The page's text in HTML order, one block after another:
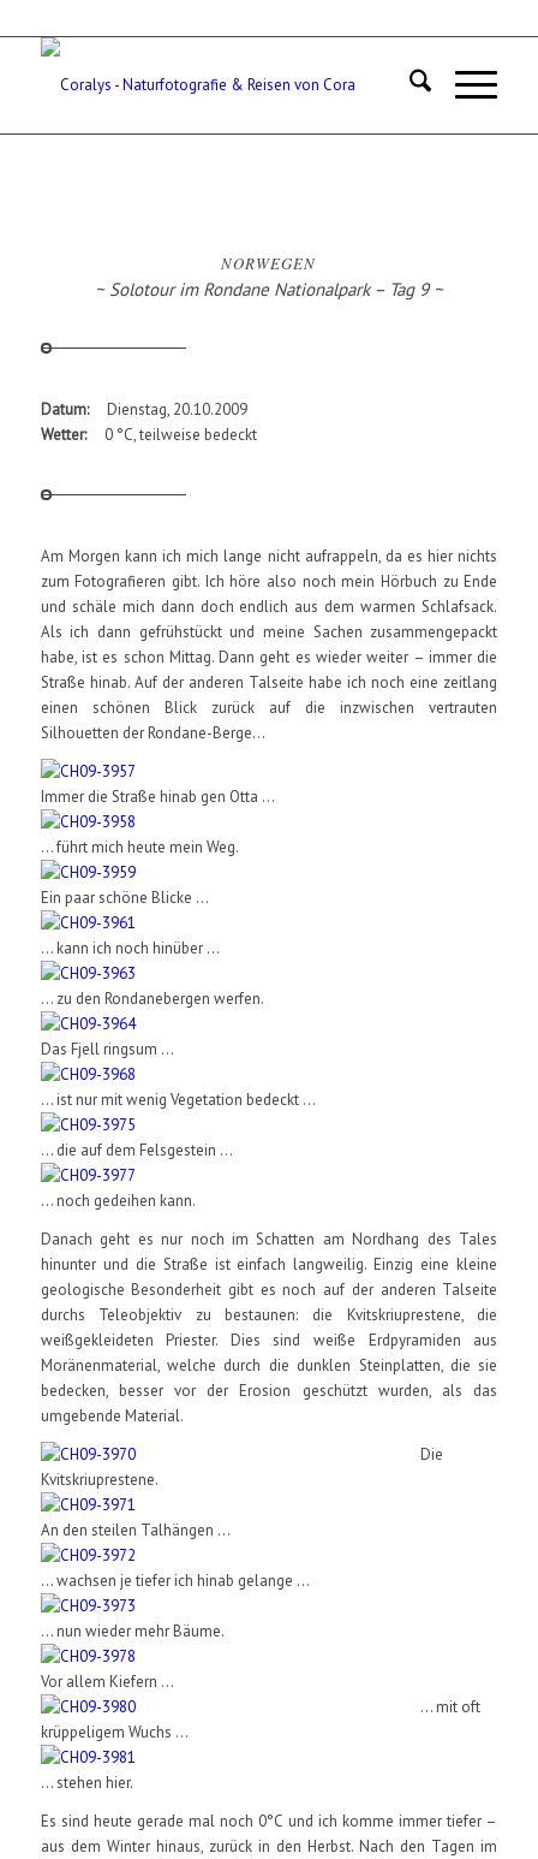
NORWEGEN
~ Solotour im Rondane Nationalpark – Tag 9 ~
Datum:Dienstag, 20.10.2009
Wetter:0 °C, teilweise bedeckt
Am Morgen kann ich mich lange nicht aufrappeln, da es hier nichts
zum Fotografieren gibt. Ich höre also noch mein Hörbuch zu Ende
und schäle mich dann doch endlich aus dem warmen Schlafsack.
Als ich dann gefrühstückt und meine Sachen zusammengepackt
habe, ist es schon Mittag. Dann geht es wieder weiter – immer die
Straße hinab. Auf der anderen Talseite habe ich noch eine zeitlang
einen schönen Blick zurück auf die inzwischen vertrauten
Silhouetten der Rondane-Berge…
Immer die Straße hinab gen Otta ...
... führt mich heute mein Weg.
Ein paar schöne Blicke ...
... kann ich noch hinüber ...
... zu den Rondanebergen werfen.
Das Fjell ringsum ...
... ist nur mit wenig Vegetation bedeckt ...
... die auf dem Felsgestein ...
... noch gedeihen kann.
Danach geht es nur noch im Schatten am Nordhang des Tales
hinunter und die Straße ist einfach langweilig. Einzig eine kleine
geologische Besonderheit gibt es noch auf der anderen Talseite
durchs Teleobjektiv zu bestaunen: die Kvitskriuprestene, die
weißgekleideten Priester. Dies sind weiße Erdpyramiden aus
Moränenmaterial, welche durch die dunklen Steinplatten, die sie
bedecken, besser vor der Erosion geschützt wurden, als das
umgebende Material.
Die
Kvitskriuprestene.
An den steilen Talhängen ...
... wachsen je tiefer ich hinab gelange ...
... nun wieder mehr Bäume.
Vor allem Kiefern ...
... mit oft
krüppeligem Wuchs ...
... stehen hier.
Es sind heute gerade mal noch 0°C und ich komme immer tiefer –
aus dem Winter hinaus, zurück in den Herbst. Nach den Tagen im